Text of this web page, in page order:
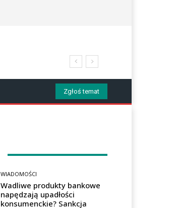
Zgłoś temat
WIADOMOŚCI
Wadliwe produkty bankowe
napędzają upadłości
konsumenckie? Sankcja